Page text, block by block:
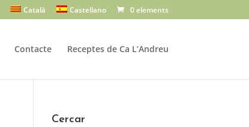
Català Castellano 0 elements
Contacte Receptes de Ca L’Andreu
Cercar